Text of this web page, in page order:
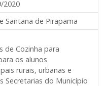
2020
Santana de Pirapama
de Cozinha para
os alunos
rurais, urbanas e
Secretarias do Município